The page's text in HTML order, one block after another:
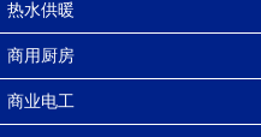
热水供暖
商用厨房
商业电工